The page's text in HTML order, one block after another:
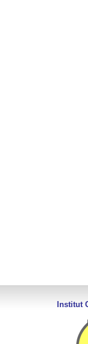
Institut